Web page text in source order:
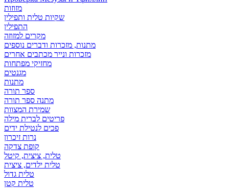
מזוזות
שקיות טלית ותפילין
התפילין
מקרים למזוזה
מתנות, מזכרות ודברים נוספים
מזכרות ונייר מכתבים אחרים
מחזיקי מפתחות
מגנטים
מתנות
ספר תורה
מתנה ספר תורה
שמירת המצוות
פריטים לברית מילה
פכים לנטילת ידים
נרות זיכרון
קופת צדקה
טלית, ציצית, קיטל
טלית ילדים, ציצית
טלית גדול
טלית קטן